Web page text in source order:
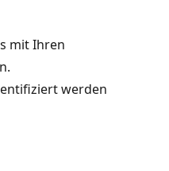
mit Ihren
werden